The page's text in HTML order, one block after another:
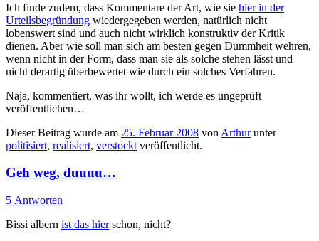
Ich finde zudem, dass Kommentare der Art, wie sie hier in der
Urteilsbegründung wiedergegeben werden, natürlich nicht
lobenswert sind und auch nicht wirklich konstruktiv der Kritik
dienen. Aber wie soll man sich am besten gegen Dummheit wehren,
wenn nicht in der Form, dass man sie als solche stehen lässt und
nicht derartig überbewertet wie durch ein solches Verfahren.
Naja, kommentiert, was ihr wollt, ich werde es ungeprüft
veröffentlichen…
Dieser Beitrag wurde am 25. Februar 2008 von Arthurunter
politisiert, realisiert, verstockt veröffentlicht.
Geh weg, duuuu…
5 Antworten
Bissi albern ist das hierschon, nicht?